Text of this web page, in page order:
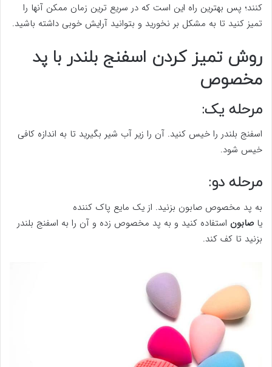
کنند؛ پس بهترین راه این است که در سریع ترین زمان ممکن آنها را
تمیز کنید تا به مشکل بر نخورید و بتوانید آرایش خوبی داشته باشید.
روش تمیز کردن اسفنج بلندر با پد
مخصوص
مرحله یک:
اسفنج بلندر را خیس کنید. آن را زیر آب شیر بگیرید تا به اندازه کافی
خیس شود.
مرحله دو:
به پد مخصوص صابون بزنید. از یک مایع پاک کننده
یا صابون استفاده کنید و به پد مخصوص زده و آن را به اسفنج بلندر
بزنید تا کف کند.